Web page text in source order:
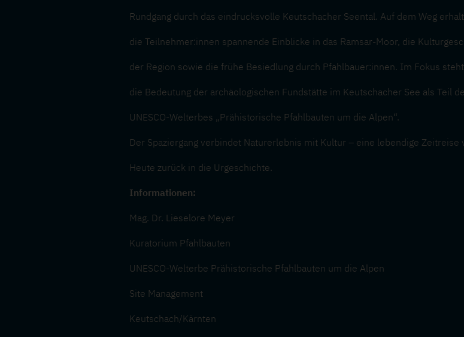
Rundgang durch das eindrucksvolle Keutschacher Seental. Auf dem Weg
die Teilnehmer:innen spannende Einblicke in das Ramsar-Moor, die
der Region sowie die frühe Besiedlung durch Pfahlbauer:innen. Im Fokus
die Bedeutung der archäologischen Fundstätte im Keutschacher See als Teil
UNESCO-Welterbes „Prähistorische Pfahlbauten um die Alpen“.
Der Spaziergang verbindet Naturerlebnis mit Kultur – eine lebendige Zeitreise
Heute zurück in die Urgeschichte.
Informationen:
Mag. Dr. Lieselore Meyer
Kuratorium Pfahlbauten
UNESCO-Welterbe Prähistorische Pfahlbauten um die Alpen
Site Management
Keutschach/Kärnten